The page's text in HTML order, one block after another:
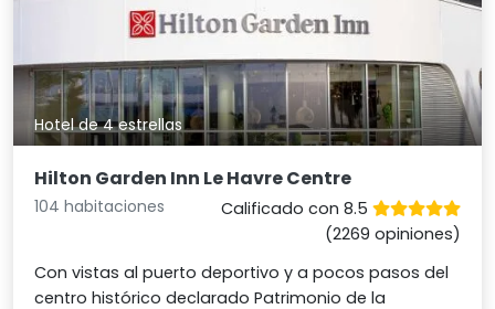
Hotel de 4 estrellas
Hilton Garden Inn Le Havre Centre
104 habitaciones
Calificado con 8.5
(2269 opiniones)
Con vistas al puerto deportivo y a pocos pasos del
centro histórico declarado Patrimonio de la